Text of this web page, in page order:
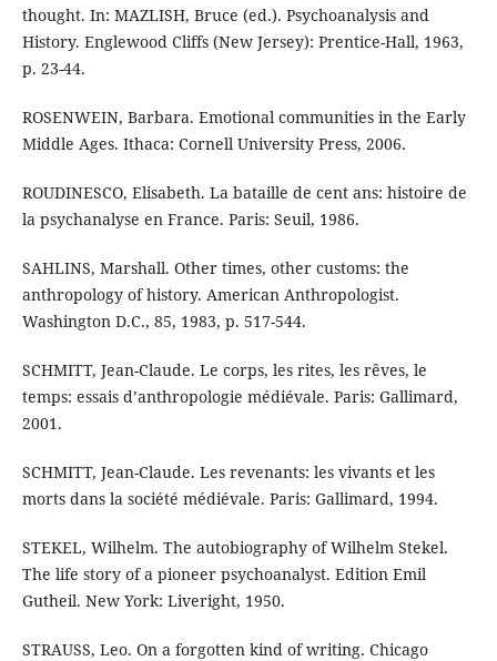
thought. In: MAZLISH, Bruce (ed.). Psychoanalysis and
History. Englewood Cliffs (New Jersey): Prentice-Hall, 1963,
p. 23-44.
ROSENWEIN, Barbara. Emotional communities in the Early
Middle Ages. Ithaca: Cornell University Press, 2006.
ROUDINESCO, Elisabeth. La bataille de cent ans: histoire de
la psychanalyse en France. Paris: Seuil, 1986.
SAHLINS, Marshall. Other times, other customs: the
anthropology of history. American Anthropologist.
Washington D.C., 85, 1983, p. 517-544.
SCHMITT, Jean-Claude. Le corps, les rites, les rêves, le
temps: essais d’anthropologie médiévale. Paris: Gallimard,
2001.
SCHMITT, Jean-Claude. Les revenants: les vivants et les
morts dans la société médiévale. Paris: Gallimard, 1994.
STEKEL, Wilhelm. The autobiography of Wilhelm Stekel.
The life story of a pioneer psychoanalyst. Edition Emil
Gutheil. New York: Liveright, 1950.
STRAUSS, Leo. On a forgotten kind of writing. Chicago